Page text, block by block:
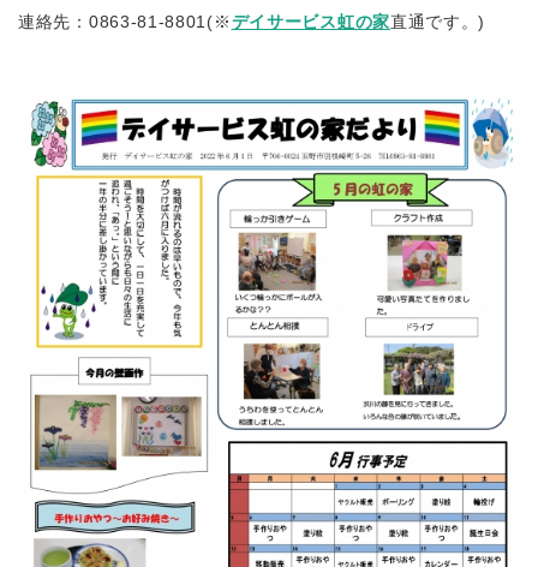
連絡先：0863-81-8801(※デイサービス虹の家直通です。)